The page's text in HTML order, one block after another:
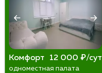
Комфорт 12 000 ₽/сут
одноместная палата